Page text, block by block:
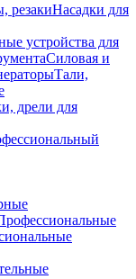
резакиНасадки для
устройства для
Силовая и
Тали,
дрели для